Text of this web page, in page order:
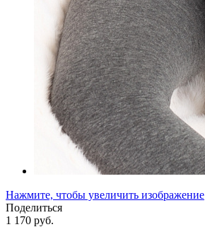
Нажмите, чтобы увеличить изображение
Поделиться
1 170 руб.